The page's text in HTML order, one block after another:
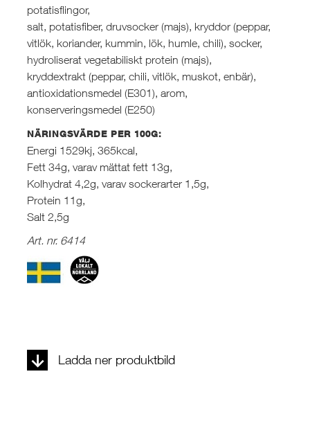
potatisflingor,
salt, potatisfiber, druvsocker (majs), kryddor (peppar,
vitlök, koriander, kummin, lök, humle, chili), socker,
hydroliserat vegetabiliskt protein (majs),
kryddextrakt (peppar, chili, vitlök, muskot, enbär),
antioxidationsmedel (E301), arom,
konserveringsmedel (E250)
NÄRINGSVÄRDE PER 100G:
Energi 1529kj, 365kcal,
Fett 34g, varav mättat fett 13g,
Kolhydrat 4,2g, varav sockerarter 1,5g,
Protein 11g,
Salt 2,5g
Art. nr. 6414
Ladda ner produktbild